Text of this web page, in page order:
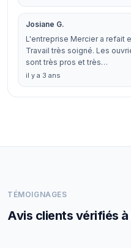
Josiane G.
L'entreprise Mercier a refait
Travail très soigné. Les
sont très pros et très…
il y a 3 ans
TÉMOIGNAGES
Avis clients vérifiés à